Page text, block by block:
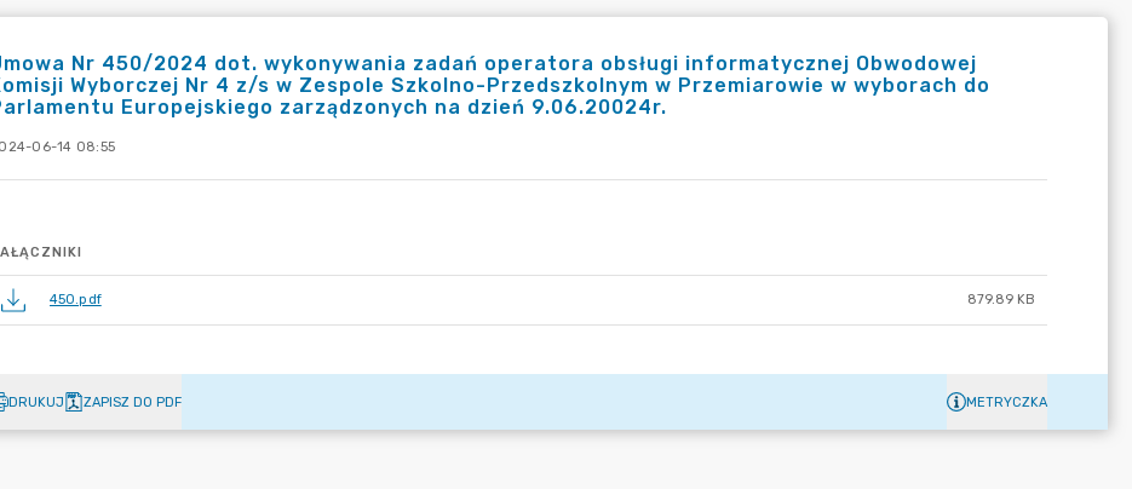
Nr 450/2024 dot. wykonywania zadań operatora obsługi informatycznej Obwodowej
Wyborczej Nr 4 z/s w Zespole Szkolno-Przedszkolnym w Przemiarowie w wyborach do
Europejskiego zarządzonych na dzień 9.06.20024r.
06-14 08:55
450.pdf 879.89 KB
DRUKUJ ZAPISZ DO PDF METRYCZKA